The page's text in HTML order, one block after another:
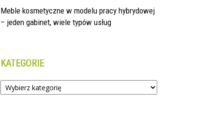
Meble kosmetyczne w modelu pracy hybrydowej
– jeden gabinet, wiele typów usług
KATEGORIE
Kategorie